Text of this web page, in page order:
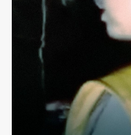
SHARE